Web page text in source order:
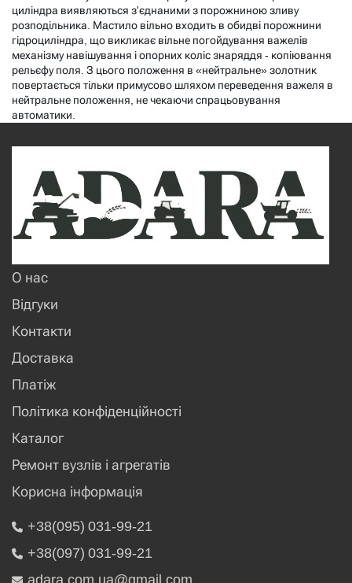
циліндра виявляються з'єднаними з порожниною зливу
розподільника. Мастило вільно входить в обидві порожнини
гідроциліндра, що викликає вільне погойдування важелів
механізму навішування і опорних коліс знаряддя - копіювання
рельєфу поля. З цього положення в «нейтральне» золотник
повертається тільки примусово шляхом переведення важеля в
нейтральне положення, не чекаючи спрацьовування
автоматики.
О нас
Відгуки
Контакти
Доставка
Платіж
Політика конфіденційності
Каталог
Ремонт вузлів і агрегатів
Корисна інформація
+38(095) 031-99-21
+38(097) 031-99-21
adara.com.ua@gmail.com